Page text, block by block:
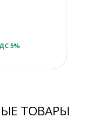
5%
ТОВАРЫ